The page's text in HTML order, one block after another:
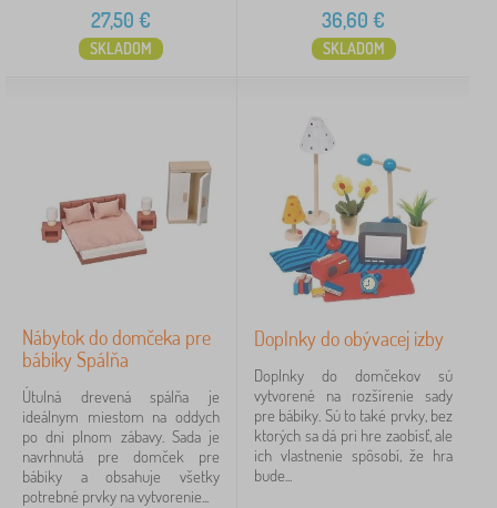
27,50 €
SKLADOM
36,60 €
SKLADOM
Nábytok do domčeka pre
bábiky Spálňa
Útulná drevená spálňa je
ideálnym miestom na oddych
po dni plnom zábavy. Sada je
navrhnutá pre domček pre
bábiky a obsahuje všetky
potrebné prvky na vytvorenie...
Doplnky do obývacej izby
Doplnky do domčekov sú
vytvorené na rozšírenie sady
pre bábiky. Sú to také prvky, bez
ktorých sa dá pri hre zaobísť, ale
ich vlastnenie spôsobí, že hra
bude...